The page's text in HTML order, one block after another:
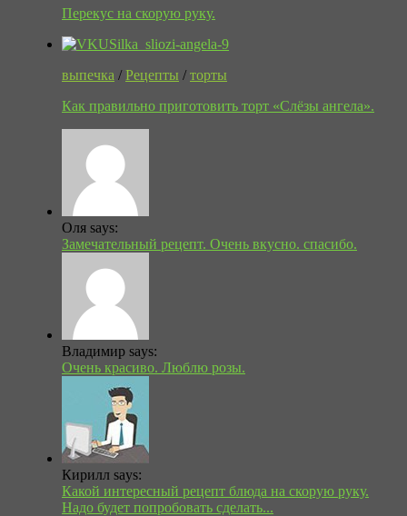
Перекус на скорую руку.
выпечка /Рецепты /торты
Как правильно приготовить торт «Слёзы ангела».
Оля says:
Замечательный рецепт. Очень вкусно. спасибо.
Владимир says:
Очень красиво. Люблю розы.
Кирилл says:
Какой интересный рецепт блюда на скорую руку.
Надо будет попробовать сделать...